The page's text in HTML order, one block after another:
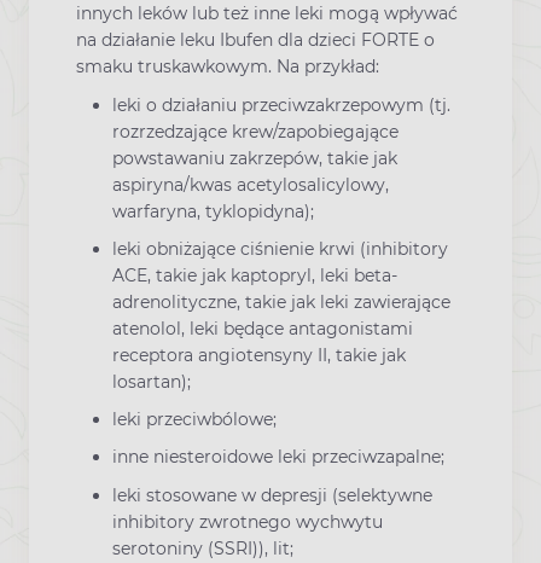
innych leków lub też inne leki mogą wpływać
na działanie leku Ibufen dla dzieci FORTE o
smaku truskawkowym. Na przykład:
leki o działaniu przeciwzakrzepowym (tj.
rozrzedzające krew/zapobiegające
powstawaniu zakrzepów, takie jak
aspiryna/kwas acetylosalicylowy,
warfaryna, tyklopidyna);
leki obniżające ciśnienie krwi (inhibitory
ACE, takie jak kaptopryl, leki beta-
adrenolityczne, takie jak leki zawierające
atenolol, leki będące antagonistami
receptora angiotensyny II, takie jak
losartan);
leki przeciwbólowe;
inne niesteroidowe leki przeciwzapalne;
leki stosowane w depresji (selektywne
inhibitory zwrotnego wychwytu
serotoniny (SSRI)), lit;